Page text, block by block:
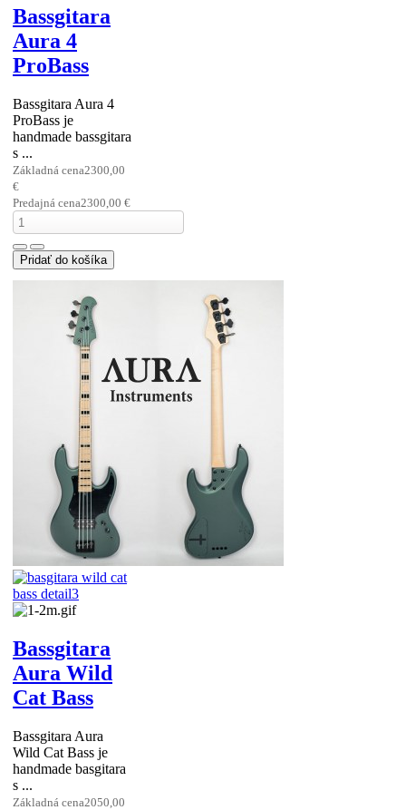
Bassgitara
Aura 4
ProBass
Bassgitara Aura 4
ProBass je
handmade bassgitara
s ...
Základná cena2300,00
€
Predajná cena2300,00 €
Bassgitara
Aura Wild
Cat Bass
Bassgitara Aura
Wild Cat Bass je
handmade basgitara
s ...
Základná cena2050,00